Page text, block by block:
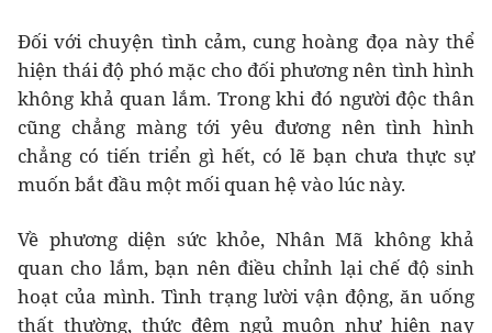
Đối với chuyện tình cảm, cung hoàng đọa này thể
hiện thái độ phó mặc cho đối phương nên tình hình
không khả quan lắm. Trong khi đó người độc thân
cũng chẳng màng tới yêu đương nên tình hình
chẳng có tiến triển gì hết, có lẽ bạn chưa thực sự
muốn bắt đầu một mối quan hệ vào lúc này.
Về phương diện sức khỏe, Nhân Mã không khả
quan cho lắm, bạn nên điều chỉnh lại chế độ sinh
hoạt của mình. Tình trạng lười vận động, ăn uống
thất thường, thức đêm ngủ muộn như hiện nay